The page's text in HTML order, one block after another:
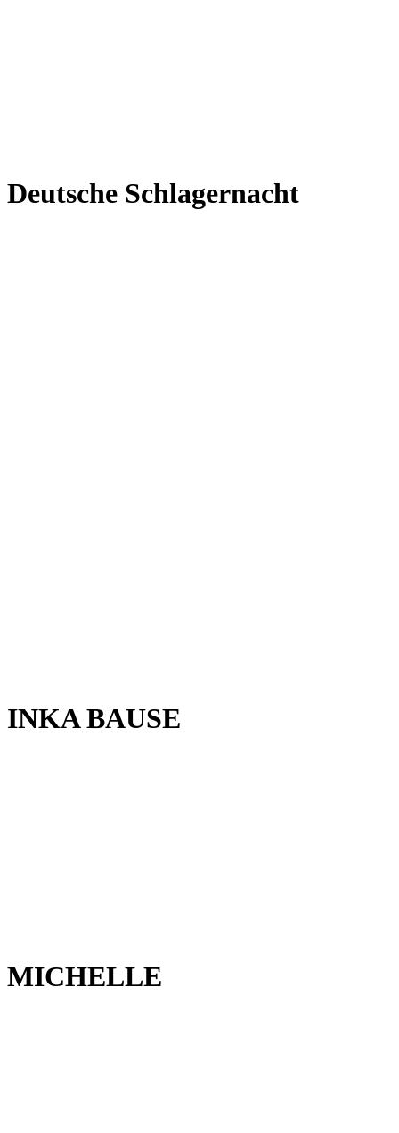
Deutsche Schlagernacht
INKA BAUSE
MICHELLE